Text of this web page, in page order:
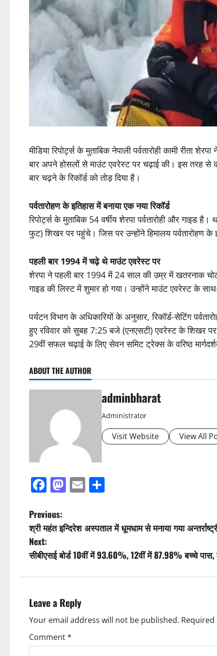
मीडिया रिपोर्ट्स के मुताबिक नेपाली पर्वतारोही कामी रीता
बार अपने होसलों से माउंट एवरेस्ट पर चढ़ाई की। इस तरह से
बार चढ़ने के रिकॉर्ड को तोड़ दिया है।
पर्वतारोहण के इतिहास में बनाया एक नया रिकॉर्ड
रिपोर्ट्स के मुताबिक 54 वर्षीय शेरपा पर्वतारोही और गाइड
फुट) शिखर पर पहुंचे। जिस पर उन्होंने हिमालय पर्वतारोहण के
पहली बार 1994 में चढ़े थे माउंट एवरेस्ट पर
शेरपा ने पहली बार 1994 में 24 साल की उम्र में खतरनाक
गाइड की लिस्ट में शुमार हो गया। उन्होंने माउंट एवरेस्ट के
पर्यटन विभाग के अधिकारियों के अनुसार, रिकॉर्ड-सेटिंग
हुए रविवार को सुबह 7:25 बजे (एनएसटी) एवरेस्ट के शिखर
29वीं सफल चढ़ाई के लिए सेवन समिट ट्रेक्स के वरिष्ठ
ABOUT THE AUTHOR
adminbharat
Administrator
Visit Website View All
Facebook
Mastodon
Email
P
o
s
n
a
v
Previous:
श्री महंत इन्दिरेश अस्पताल में धूमधाम से मनाया गया
Next:
सीबीएसई बोर्ड 10वीं में 93.60%, 12वीं में 87.98% बच्चे पास,
Leave a Reply
Your email address will not be published.
Comment*